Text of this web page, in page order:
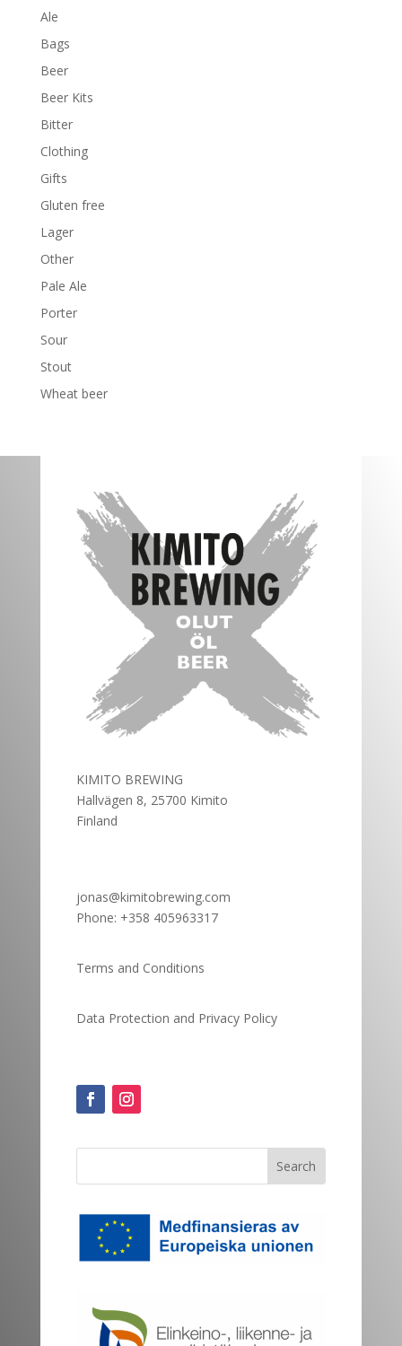
Ale
Bags
Beer
Beer Kits
Bitter
Clothing
Gifts
Gluten free
Lager
Other
Pale Ale
Porter
Sour
Stout
Wheat beer
KIMITO BREWING
Hallvägen 8, 25700 Kimito
Finland
jonas@kimitobrewing.com
Phone: +358 405963317
Terms and Conditions
Data Protection and Privacy Policy